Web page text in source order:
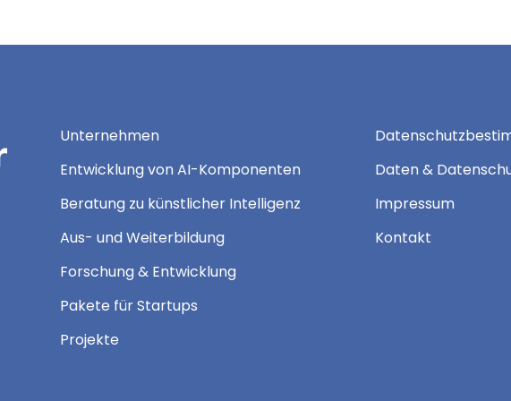
Unternehmen
Entwicklung von AI-Komponenten
Beratung zu künstlicher Intelligenz
Aus- und Weiterbildung
Forschung & Entwicklung
Pakete für Startups
Projekte
Daten &
Impressum
Kontakt